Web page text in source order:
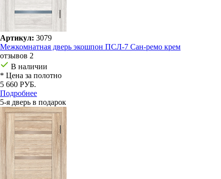
Артикул: 3079
Межкомнатная дверь экошпон ПСЛ-7 Сан-ремо крем
отзывов 2
В наличии
* Цена за полотно
5 660 РУБ.
Подробнее
5-я дверь в подарок